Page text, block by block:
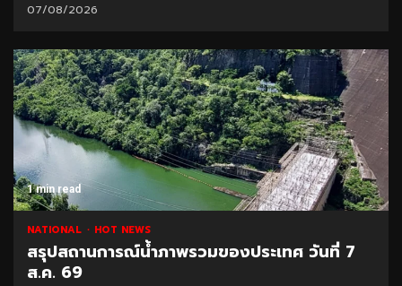
07/08/2026
1 min read
NATIONAL HOT NEWS
สรุปสถานการณ์น้ำภาพรวมของประเทศ วันที่ 7
ส.ค. 69